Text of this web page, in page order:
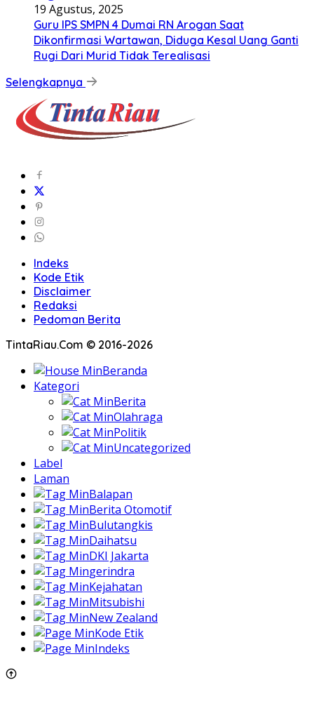
19 Agustus, 2025
Guru IPS SMPN 4 Dumai RN Arogan Saat
Dikonfirmasi Wartawan, Diduga Kesal Uang Ganti
Rugi Dari Murid Tidak Terealisasi
Selengkapnya
Indeks
Kode Etik
Disclaimer
Redaksi
Pedoman Berita
TintaRiau.Com © 2016-2026
Beranda
Kategori
Berita
Olahraga
Politik
Uncategorized
Label
Laman
Balapan
Berita Otomotif
Bulutangkis
Daihatsu
DKI Jakarta
gerindra
Kejahatan
Mitsubishi
New Zealand
Kode Etik
Indeks